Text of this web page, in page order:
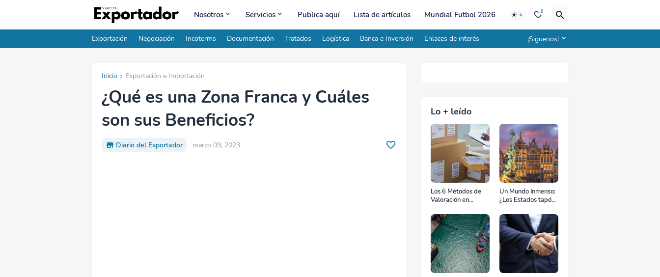
Nosotros Servicios Publica aquí Lista de artículos Mundial Futbol 2026 0
Exportación Negociación Incoterms Documentación Tratados Logística Banca e Inversión Enlaces de interés ¡Siguenos!
Inicio Exportación e Importación
¿Qué es una Zona Franca y Cuáles
son sus Beneficios?
Diario del Exportador marzo 09, 2023
Lo + leído
Los 6 Métodos de
Valoración en
Un Mundo Inmenso:
¿Los Estados tapón,
o zona de combate?